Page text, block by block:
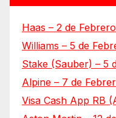
Haas – 2 de Febrero
Williams – 5 de
Stake (Sauber) – 5
Alpine – 7 de
Visa Cash App RB